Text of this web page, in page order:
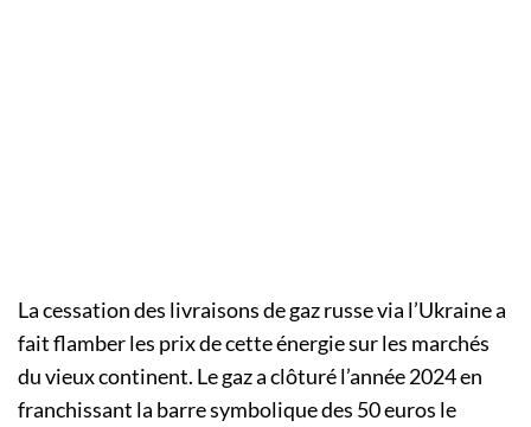
La cessation des livraisons de gaz russe via l’Ukraine a
fait flamber les prix de cette énergie sur les marchés
du vieux continent. Le gaz a clôturé l’année 2024 en
franchissant la barre symbolique des 50 euros le